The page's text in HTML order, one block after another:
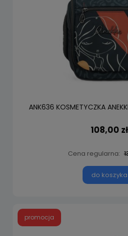
ANK636 KOSMETYCZKA
108,00 zł
Cena regularna:
do koszyka
promocja